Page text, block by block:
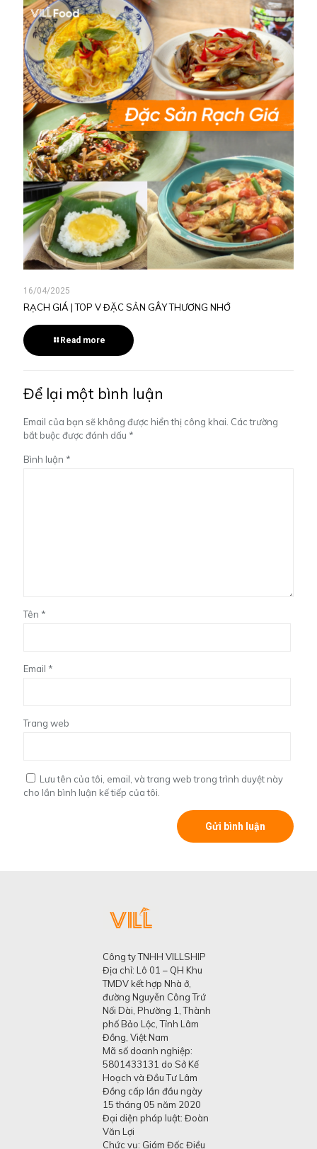
16/04/2025
RẠCH GIÁ | TOP V ĐẶC SẢN GÂY THƯƠNG NHỚ
Read more
Để lại một bình luận
Email của bạn sẽ không được hiển thị công khai. Các trường
bắt buộc được đánh dấu *
Bình luận *
Tên *
Email *
Trang web
Lưu tên của tôi, email, và trang web trong trình duyệt này
cho lần bình luận kế tiếp của tôi.
Công ty TNHH VILLSHIP
Địa chỉ: Lô 01 – QH Khu
TMDV kết hợp Nhà ở,
đường Nguyễn Công Trứ
Nối Dài, Phường 1, Thành
phố Bảo Lộc, Tỉnh Lâm
Đồng, Việt Nam
Mã số doanh nghiệp:
5801433131 do Sở Kế
Hoạch và Đầu Tư Lâm
Đồng cấp lần đầu ngày
15 tháng 05 năm 2020
Đại diện pháp luật: Đoàn
Văn Lợi
Chức vụ: Giám Đốc Điều